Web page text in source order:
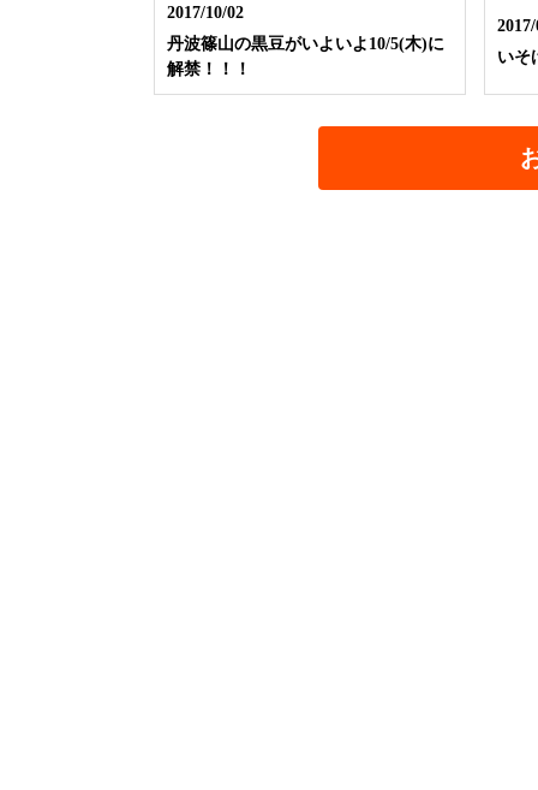
2017/10/02
丹波篠山の黒豆がいよいよ10/5(木)に
解禁！！！
いそ